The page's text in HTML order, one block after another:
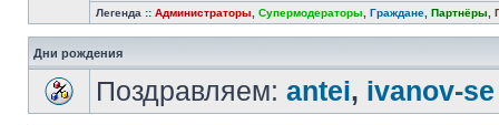
Легенда :: Администраторы Супермодераторы Граждане Партнёры
Дни рождения
Поздравляем: antei, ivanov-se